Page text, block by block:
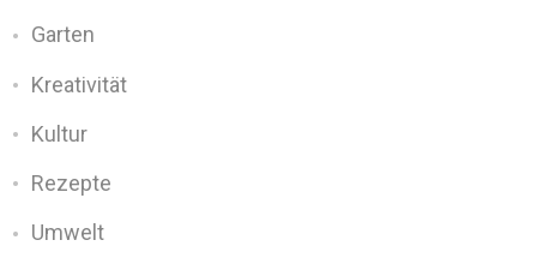
Garten
Kreativität
Kultur
Rezepte
Umwelt